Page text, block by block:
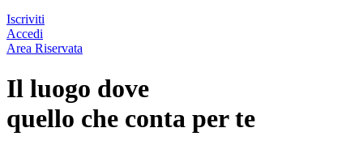
Iscriviti
Accedi
Area Riservata
Il luogo dove
quello che conta per te